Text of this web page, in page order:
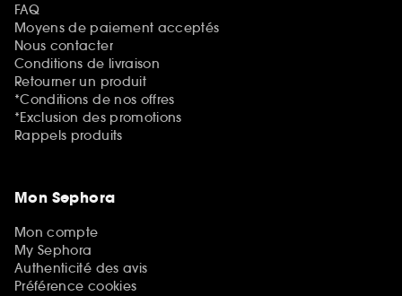
FAQ
Moyens de paiement acceptés
Nous contacter
Conditions de livraison
Retourner un produit
*Conditions de nos offres
*Exclusion des promotions
Rappels produits
Mon Sephora
Mon compte
My Sephora
Authenticité des avis
Préférence cookies